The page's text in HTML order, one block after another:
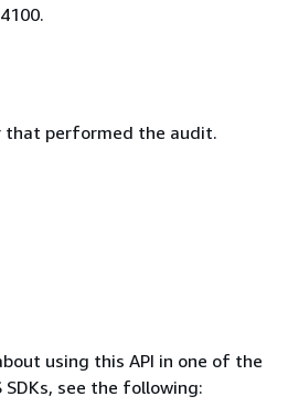
that performed the audit.
using this API in one of the
see the following: